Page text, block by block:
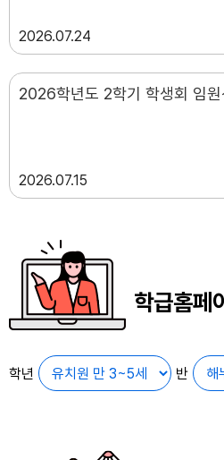
2026 07.24
2026학년도 2학기 학생회 임
2026 07.15
학급홈페
학년 반